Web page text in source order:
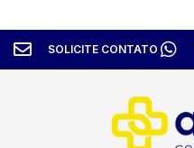
SOLICITE CONTATO